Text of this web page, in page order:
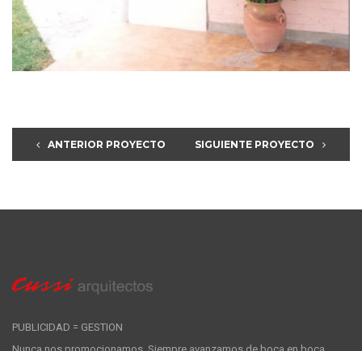
ANTERIOR PROYECTO SIGUIENTE PROYECTO
PUBLICIDAD = GESTION